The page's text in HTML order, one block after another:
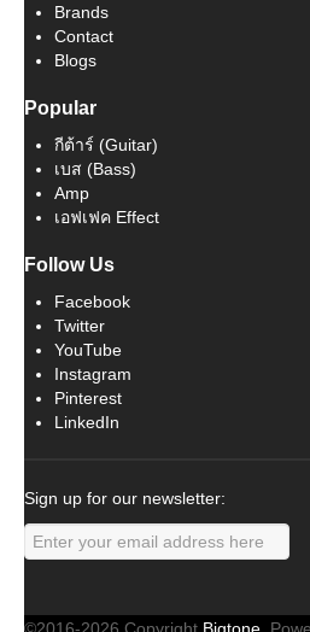
Brands
Contact
Blogs
Popular
กีต้าร์ (Guitar)
เบส (Bass)
Amp
เอฟเฟค Effect
Follow Us
Facebook
Twitter
YouTube
Instagram
Pinterest
LinkedIn
Sign up for our newsletter: